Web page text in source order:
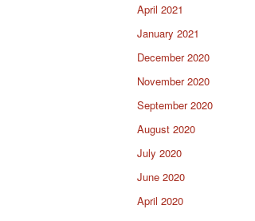
April 2021
January 2021
December 2020
November 2020
September 2020
August 2020
July 2020
June 2020
April 2020